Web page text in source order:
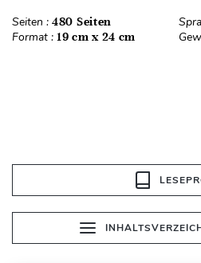
Seiten : 480 Seiten
Format : 19 cm x 24 cm